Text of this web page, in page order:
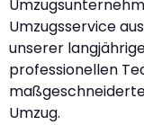
Umzugsservice
unserer
professionellen
Umzug.